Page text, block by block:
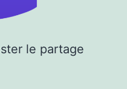
le partage